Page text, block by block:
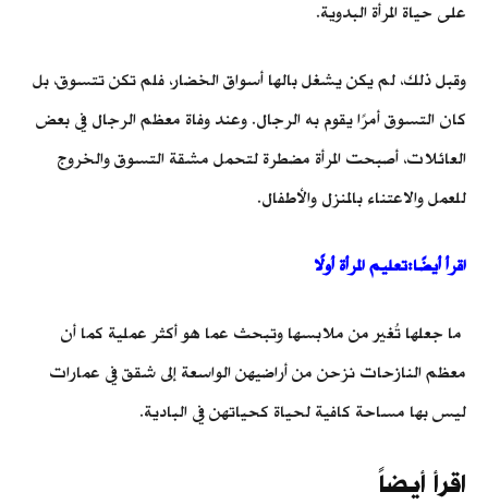
على حياة المرأة البدوية.
وقبل ذلك، لم يكن يشغل بالها أسواق الخضار، فلم تكن تتسوق، بل
كان التسوق أمرًا يقوم به الرجال. وعند وفاة معظم الرجال في بعض
العائلات، أصبحت المرأة مضطرة لتحمل مشقة التسوق والخروج
للعمل والاعتناء بالمنزل والأطفال.
اقرأ أيضًا:تعليم المرأة أولًا
ما جعلها تُغير من ملابسها وتبحث عما هو أكثر عملية كما أن
معظم النازحات نزحن من أراضيهن الواسعة إلى شقق في عمارات
ليس بها مساحة كافية لحياة كحياتهن في البادية.
اقرأ أيضاً